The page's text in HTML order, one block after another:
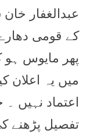
عبدالغفار
کے قومی
میں یہ اعلان
اعتماد نہیں
تفصیل پڑھنے